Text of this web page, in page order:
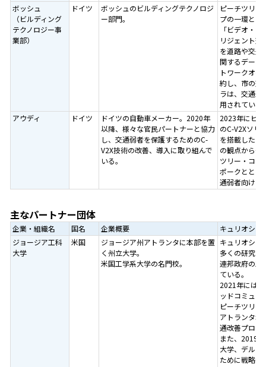
ボッシュ
（ビルディング
テクノロジー事
業部）
ドイツ
ボッシュのビルディングテクノロジ
ー部門。
ピーチツリー
プの一環とし
「ビデオ・
リジェント交
を道路や交差
関するデータ
トワークオ
約し、市の交
ラは、交通弱
用されている
アウディ
ドイツ
ドイツの自動車メーカー。2020年
以降、様々な官民パートナーと協力
し、交通弱者を保護するためのC-
V2X技術の改善、導入に取り組んで
いる。
2023年にピ
のC-V2Xソリ
を搭載したア
の観点からC-
ツリー・コー
ポークととも
通弱者向けの
主なパートナー団体
企業・組織名 国名 企業概要
キュリオシテ
ジョージア工科
大学
米国
ジョージア州アトランタに本部を置
く州立大学。
米国工学系大学の名門校。
キュリオシテ
多くの研究が
連邦政府の助
ている。
2021年には
ッドコミュニ
ピーチツリー
アトランタ地
通改善プロジ
また、2019
大学、デルタ
ために戦略的